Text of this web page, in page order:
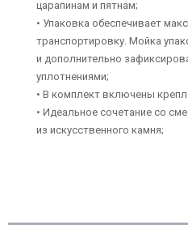
царапинам и пятнам;
• Упаковка обеспечивает
транспортировку. Мойка
и дополнительно
уплотнениями;
• В комплект включены
• Идеальное сочетание со
из искусственного камня;